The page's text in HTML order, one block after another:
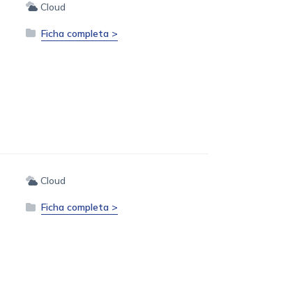
Cloud
Ficha completa >
Cloud
Ficha completa >